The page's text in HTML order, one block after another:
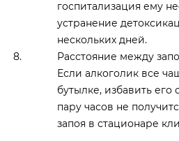
госпитализация ему
устранение
нескольких дней.
Расстояние между
Если алкоголик все
бутылке, избавить его
пару часов не
запоя в стационаре